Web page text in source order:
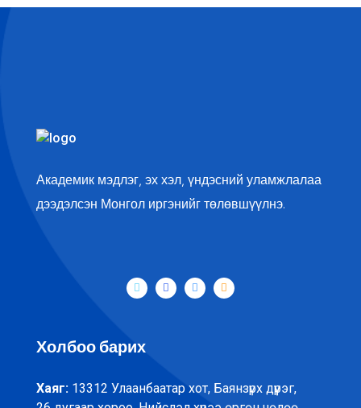
Академик мэдлэг, эх хэл, үндэсний уламжлалаа
дээдэлсэн Монгол иргэнийг төлөвшүүлнэ.
Холбоо барих
Хаяг: 13312 Улаанбаатар хот, Баянзүрх дүүрэг,